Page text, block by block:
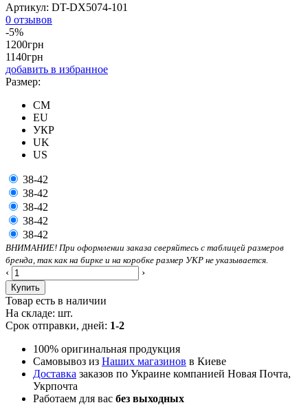
Артикул: DT-DX5074-101
0 отзывов
-5%
1200грн
1140грн
добавить в избранное
Размер:
CM
EU
УКР
UK
US
38-42
38-42
38-42
38-42
38-42
ВНИМАНИЕ! При оформлении заказа сверяйтесь с таблицей размеров
бренда, так как на бирке и на коробке размер УКР не указывается.
‹ ›
Купить
Товар есть в наличии
На складе: шт.
Срок отправки, дней: 1-2
100% оригинальная продукция
Самовывоз из Наших магазинов в Киеве
Доставка заказов по Украине компанией Новая Почта,
Укрпочта
Работаем для вас без выходных